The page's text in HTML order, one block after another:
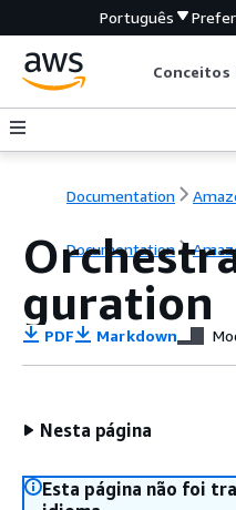
Português
Conceitos
Documentation
Documentation
guration
PDF Markdown
Nesta página
Esta página não foi